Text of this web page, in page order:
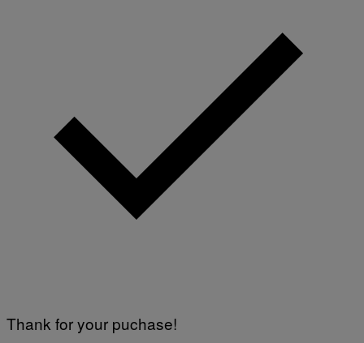
Thank for your puchase!